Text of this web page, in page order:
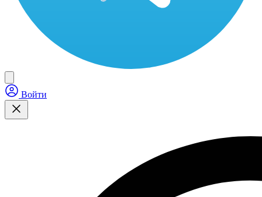
Войти